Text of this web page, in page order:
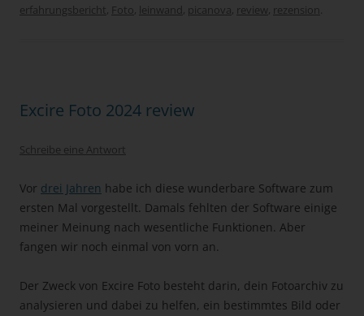
erfahrungsbericht, Foto, leinwand, picanova, review, rezension.
Excire Foto 2024 review
Schreibe eine Antwort
Vor drei Jahren habe ich diese wunderbare Software zum
ersten Mal vorgestellt. Damals fehlten der Software einige
meiner Meinung nach wesentliche Funktionen. Aber
fangen wir noch einmal von vorn an.
Der Zweck von Excire Foto besteht darin, dein Fotoarchiv zu
analysieren und dabei zu helfen, ein bestimmtes Bild oder